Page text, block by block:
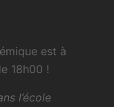
est à
18h00 !
l’école